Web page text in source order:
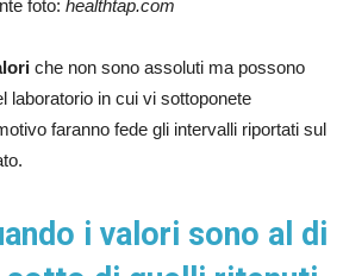
foto: healthtap.com
che non sono assoluti ma possono
laboratorio in cui vi sottoponete
faranno fede gli intervalli riportati sul
i valori sono al di